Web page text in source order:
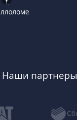
Наши партнеры